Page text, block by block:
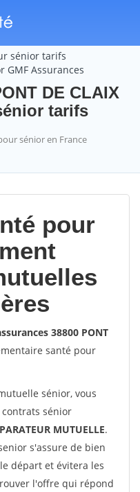
sénior tarifs
Assurances
DE CLAIX
tarifs
sénior en France
pour
38800 PONT
santé pour
sénior, vous
sénior
MUTUELLE.
s'assure de bien
départ et évitera les
l'offre qui répond